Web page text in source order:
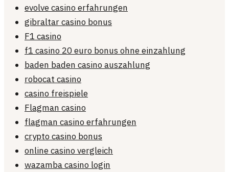
evolve casino erfahrungen
gibraltar casino bonus
F1 casino
f1 casino 20 euro bonus ohne einzahlung
baden baden casino auszahlung
robocat casino
casino freispiele
Flagman casino
flagman casino erfahrungen
crypto casino bonus
online casino vergleich
wazamba casino login